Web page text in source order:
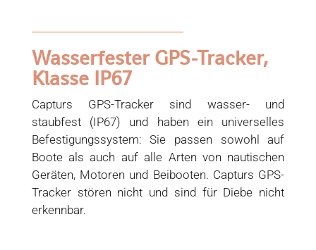
Wasserfester GPS-Tracker,
Klasse IP67
Capturs GPS-Tracker sind wasser- und
staubfest (IP67) und haben ein universelles
Befestigungssystem: Sie passen sowohl auf
Boote als auch auf alle Arten von nautischen
Geräten, Motoren und Beibooten. Capturs GPS-
Tracker stören nicht und sind für Diebe nicht
erkennbar.